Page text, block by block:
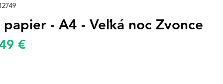
papier - A4 - Veľká noc Zvonce
€